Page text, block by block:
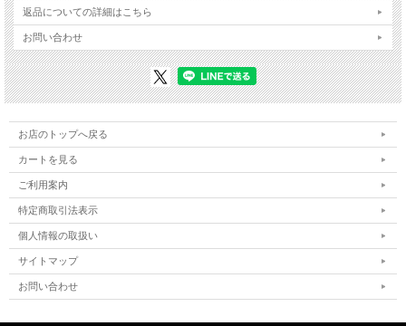
返品についての詳細はこちら
お問い合わせ
お店のトップへ戻る
カートを見る
ご利用案内
特定商取引法表示
個人情報の取扱い
サイトマップ
お問い合わせ